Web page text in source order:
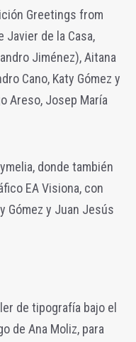
Greetings from
Javier de la Casa,
Jiménez), Aitana
Cano, Katy Gómez y
Areso, Josep María
donde también
EA Visiona, con
Gómez y Juan Jesús
de tipografía bajo el
de Ana Moliz, para